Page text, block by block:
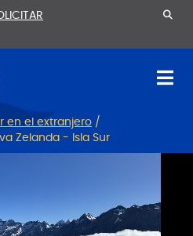
en el extranjero /
Zelanda - Isla Sur